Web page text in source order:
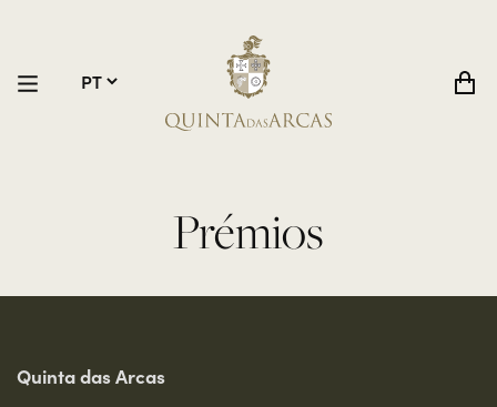
Prémios
Quinta das Arcas